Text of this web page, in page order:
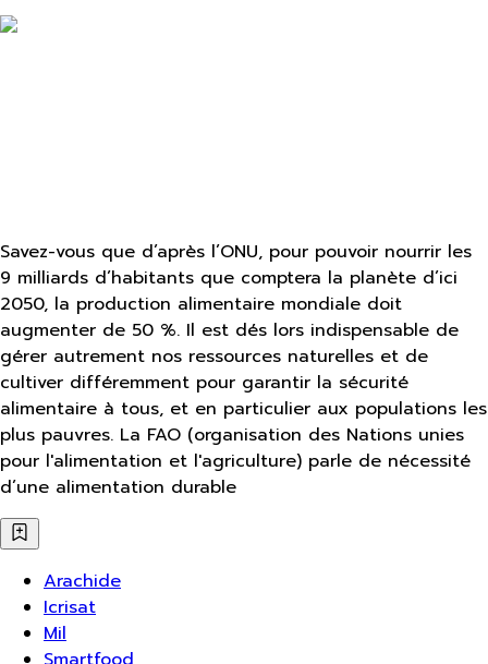
Savez-vous que d’après l’ONU, pour pouvoir nourrir les
9 milliards d’habitants que comptera la planète d’ici
2050, la production alimentaire mondiale doit
augmenter de 50 %. Il est dés lors indispensable de
gérer autrement nos ressources naturelles et de
cultiver différemment pour garantir la sécurité
alimentaire à tous, et en particulier aux populations les
plus pauvres. La FAO (organisation des Nations unies
pour l'alimentation et l'agriculture) parle de nécessité
d’une alimentation durable
Arachide
Icrisat
Mil